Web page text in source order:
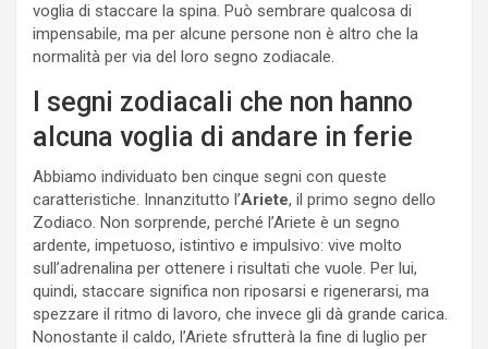
voglia di staccare la spina. Può sembrare qualcosa di
impensabile, ma per alcune persone non è altro che la
normalità per via del loro segno zodiacale.
I segni zodiacali che non hanno
alcuna voglia di andare in ferie
Abbiamo individuato ben cinque segni con queste
caratteristiche. Innanzitutto l’Ariete, il primo segno dello
Zodiaco. Non sorprende, perché l’Ariete è un segno
ardente, impetuoso, istintivo e impulsivo: vive molto
sull’adrenalina per ottenere i risultati che vuole. Per lui,
quindi, staccare significa non riposarsi e rigenerarsi, ma
spezzare il ritmo di lavoro, che invece gli dà grande carica.
Nonostante il caldo, l’Ariete sfrutterà la fine di luglio per